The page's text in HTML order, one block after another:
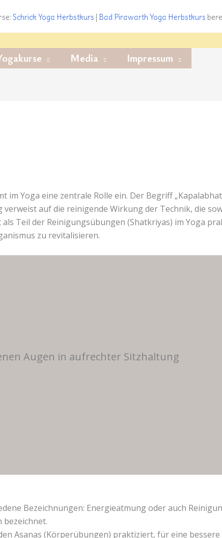
Schrick Yoga Herbstkurs Bad Pirawarth Yoga Herbstkurs
Media Impressum
im Yoga eine zentrale Rolle ein. Der Begriff
verweist auf die reinigende Wirkung der Technik, die
Teil der Reinigungsübungen (Shatkriyas) im Yoga
zu revitalisieren.
Augen in aufrechter Sitzhaltung
Bezeichnungen: Energieatmung oder auch
bezeichnet.
Asanas (Körperübungen) praktiziert, für eine bessere